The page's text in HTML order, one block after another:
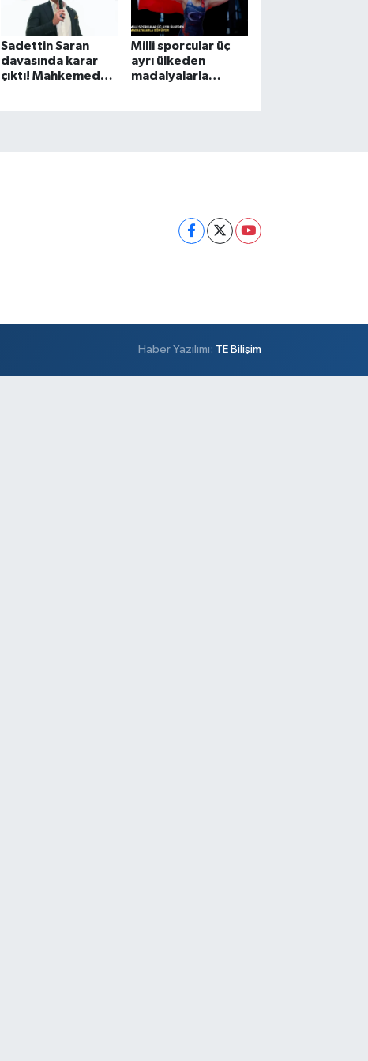
Sadettin Saran
davasında karar
çıktı! Mahkemeden
Milli sporcular üç
ayrı ülkeden
madalyalarla
Haber Yazılımı: TE Bilişim